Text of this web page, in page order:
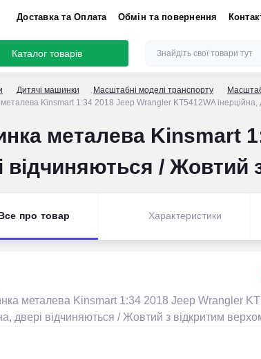
Доставка та Оплата Обмін та повернення
Каталог товарів
Дитячі машинки Масштабні моделі транспорту
Kinsmart 1:34 2018 Jeep Wrangler KT5412WA інерційна,
металева Kinsmart
відчиняються / Жовтий
про товар Характеристики